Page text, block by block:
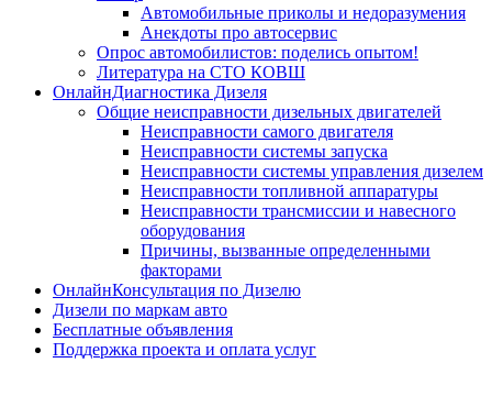
Автомобильные приколы и недоразумения
Анекдоты про автосервис
Опрос автомобилистов: поделись опытом!
Литература на СТО КОВШ
ОнлайнДиагностика Дизеля
Общие неисправности дизельных двигателей
Неисправности самого двигателя
Неисправности системы запуска
Неисправности системы управления дизелем
Неисправности топливной аппаратуры
Неисправности трансмиссии и навесного
оборудования
Причины, вызванные определенными
факторами
ОнлайнКонсультация по Дизелю
Дизели по маркам авто
Бесплатные объявления
Поддержка проекта и оплата услуг